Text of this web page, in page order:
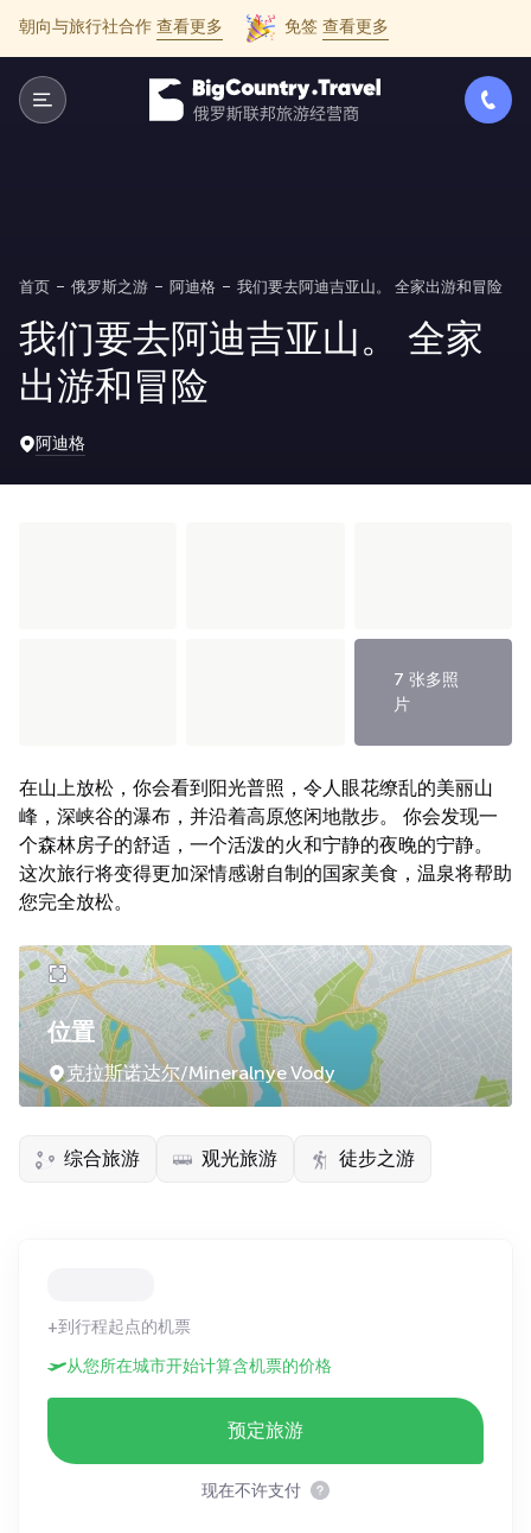
朝向与旅行社合作 查看更多 免签 查看更多
首页 俄罗斯之游 阿迪格 我们要去阿迪吉亚山。 全家出游和冒险
我们要去阿迪吉亚山。 全家
出游和冒险
阿迪格
7 张多照
片
在山上放松，你会看到阳光普照，令人眼花缭乱的美丽山
峰，深峡谷的瀑布，并沿着高原悠闲地散步。 你会发现一
个森林房子的舒适，一个活泼的火和宁静的夜晚的宁静。
这次旅行将变得更加深情感谢自制的国家美食，温泉将帮助
您完全放松。
位置
克拉斯诺达尔/Mineralnye Vody
综合旅游 观光旅游 徒步之游
+到行程起点的机票
从您所在城市开始计算含机票的价格
预定旅游
现在不许支付